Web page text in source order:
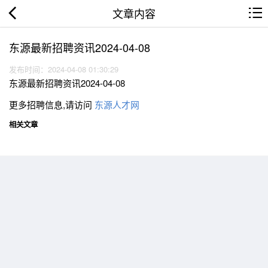
文章内容
东源最新招聘资讯2024-04-08
发布时间：2024-04-08 01:30:29
东源最新招聘资讯2024-04-08
更多招聘信息,请访问 东源人才网
相关文章